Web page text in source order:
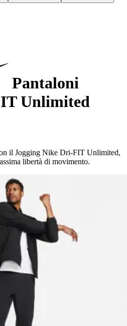
Pantaloni
Unlimited
il Jogging Nike Dri-FIT Unlimited,
libertà di movimento.